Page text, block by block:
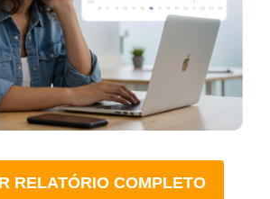
RELATÓRIO COMPLETO